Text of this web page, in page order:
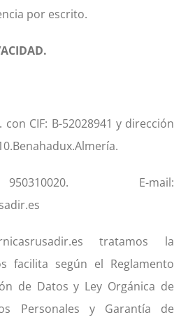
por escrito.
con CIF: B-52028941 y dirección
E-mail:
tratamos la
facilita según el Reglamento
de Datos y Ley Orgánica de
Personales y Garantía de